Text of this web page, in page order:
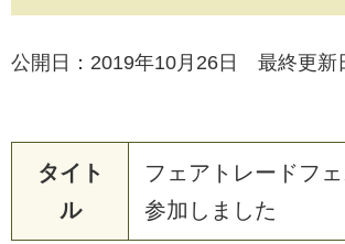
公開日：2019年10月26日 最終更新
タイト
ル
フ ェ ア ト レー ドフ ェ
参加 し ま した